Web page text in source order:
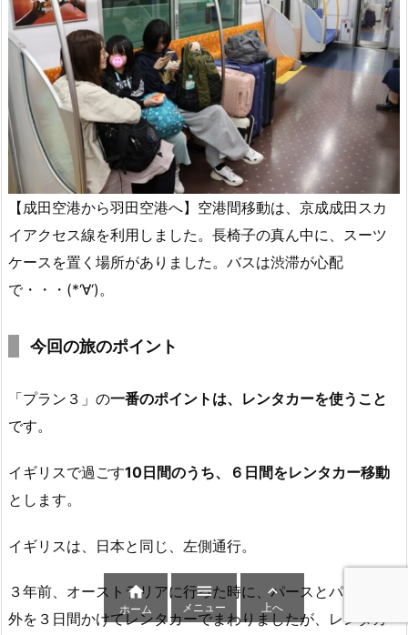
【成田空港から羽田空港へ】空港間移動は、京成成田スカ
イアクセス線を利用しました。長椅子の真ん中に、スーツ
ケースを置く場所がありました。バスは渋滞が心配
で・・・(*‘∀‘)。
今回の旅のポイント
「プラン３」の一番のポイントは、レンタカーを使うこと
です。
イギリスで過ごす10日間のうち、６日間をレンタカー移動
とします。
イギリスは、日本と同じ、左側通行。
３年前、オーストラリアに行った時に、パースとパース郊
外を３日間かけてレンタカーでまわりましたが、レンタカ

ホーム

メニュー

上へ